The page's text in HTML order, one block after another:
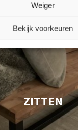
Weiger
Bekijk voorkeuren
ZITTEN